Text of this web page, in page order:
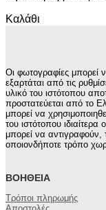
Καλάθι
Οι φωτογραφίες μπορεί
εξαρτάται από τις
υλικό του ιστότοπου
προστατεύεται από το
μπορεί να
του ιστότοπου
μπορεί να αντιγραφούν,
οποιονδήποτε τρόπο
ΒΟΉΘΕΙΑ
Τρόποι πληρωμής